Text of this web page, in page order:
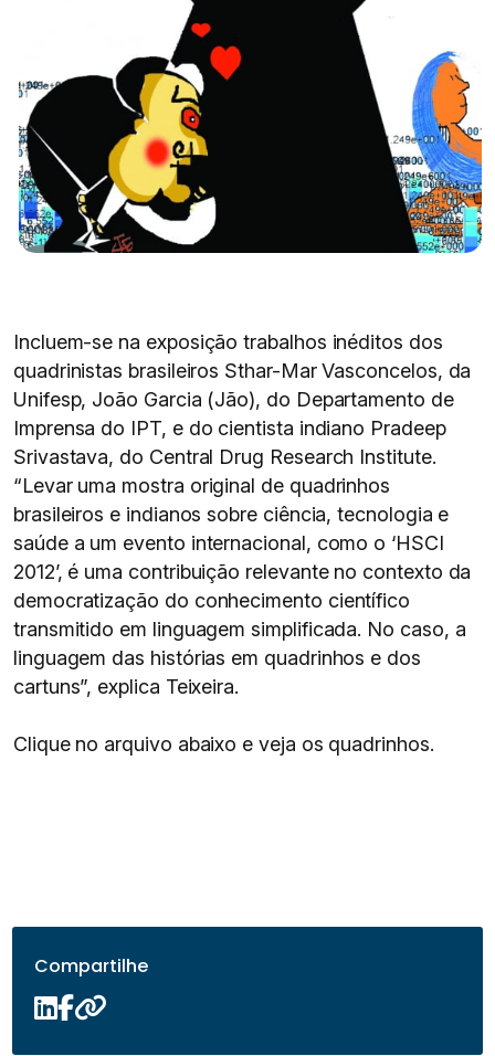
Incluem-se na exposição trabalhos inéditos dos
quadrinistas brasileiros Sthar-Mar Vasconcelos, da
Unifesp, João Garcia (Jão), do Departamento de
Imprensa do IPT, e do cientista indiano Pradeep
Srivastava, do Central Drug Research Institute.
“Levar uma mostra original de quadrinhos
brasileiros e indianos sobre ciência, tecnologia e
saúde a um evento internacional, como o ‘HSCI
2012’, é uma contribuição relevante no contexto da
democratização do conhecimento científico
transmitido em linguagem simplificada. No caso, a
linguagem das histórias em quadrinhos e dos
cartuns”, explica Teixeira.
Clique no arquivo abaixo e veja os quadrinhos.
Compartilhe